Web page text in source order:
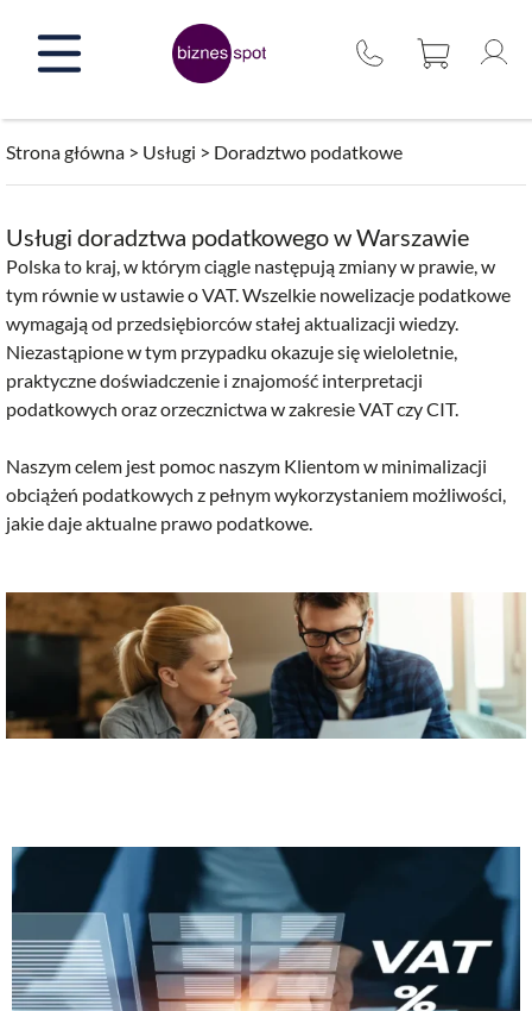
treści
Strona główna > Usługi > Doradztwo podatkowe
Usługi doradztwa podatkowego w Warszawie
Polska to kraj, w którym ciągle następują zmiany w prawie, w
tym równie w ustawie o VAT. Wszelkie nowelizacje podatkowe
wymagają od przedsiębiorców stałej aktualizacji wiedzy.
Niezastąpione w tym przypadku okazuje się wieloletnie,
praktyczne doświadczenie i znajomość interpretacji
podatkowych oraz orzecznictwa w zakresie VAT czy CIT.
Naszym celem jest pomoc naszym Klientom w minimalizacji
obciążeń podatkowych z pełnym wykorzystaniem możliwości,
jakie daje aktualne prawo podatkowe.